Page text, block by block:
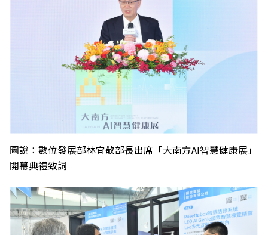
圖說：數位發展部林宜敬部長出席「大南方AI智慧健康展」
開幕典禮致詞